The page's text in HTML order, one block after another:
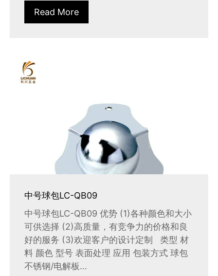
Read More
中号球包LC-QB09
中号球包LC-QB09 优势 (1)各种颜色和大小
可供选择 (2)高质量，有竞争力的价格和良
好的服务 (3)欢迎客户的设计定制 类型 材
料 颜色 型号 表面处理 应用 包装方式 球包
不锈钢/电解板...